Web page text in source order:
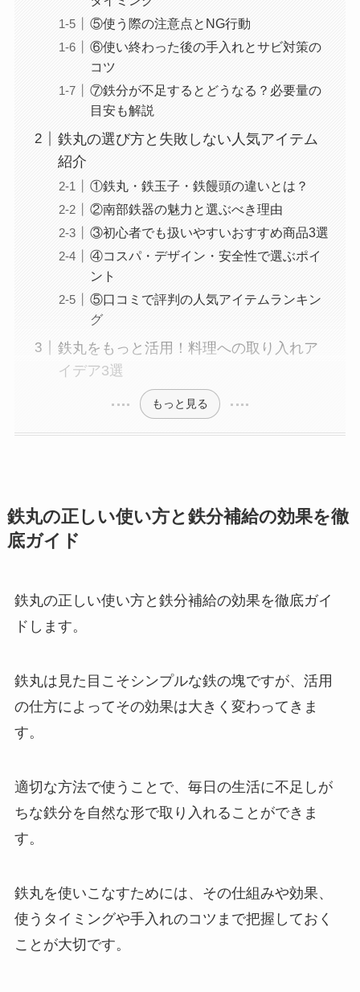
⑤使う際の注意点とNG行動
⑥使い終わった後の手入れとサビ対策の
コツ
⑦鉄分が不足するとどうなる？必要量の
目安も解説
鉄丸の選び方と失敗しない人気アイテム
紹介
①鉄丸・鉄玉子・鉄饅頭の違いとは？
②南部鉄器の魅力と選ぶべき理由
③初心者でも扱いやすいおすすめ商品3選
④コスパ・デザイン・安全性で選ぶポイ
ント
⑤口コミで評判の人気アイテムランキン
グ
鉄丸をもっと活用！料理への取り入れア
イデア3選
もっと見る
鉄丸の正しい使い方と鉄分補給の効果を徹
底ガイド
鉄丸の正しい使い方と鉄分補給の効果を徹底ガイ
ドします。
鉄丸は見た目こそシンプルな鉄の塊ですが、活用
の仕方によってその効果は大きく変わってきま
す。
適切な方法で使うことで、毎日の生活に不足しが
ちな鉄分を自然な形で取り入れることができま
す。
鉄丸を使いこなすためには、その仕組みや効果、
使うタイミングや手入れのコツまで把握しておく
ことが大切です。